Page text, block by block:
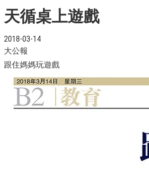
天循桌上遊戲
2018-03-14
大公報
跟住媽媽玩遊戲